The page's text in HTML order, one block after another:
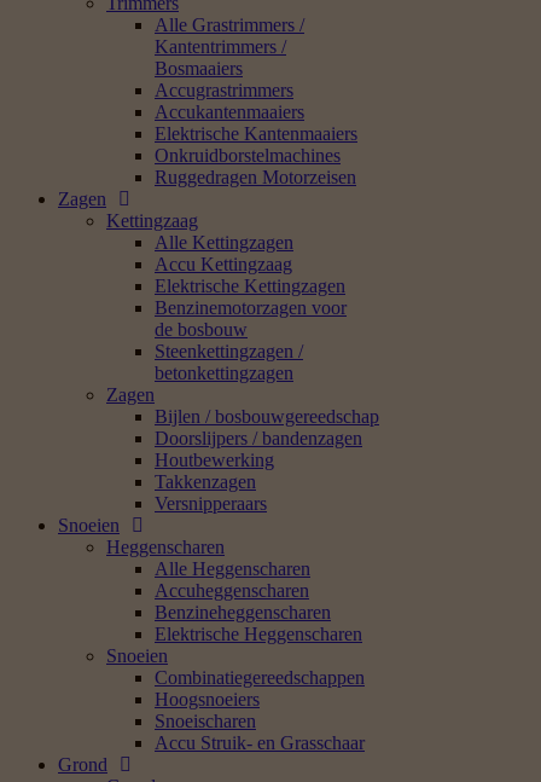
Alle Grastrimmers /
Kantentrimmers /
Bosmaaiers
Accugrastrimmers
Accukantenmaaiers
Elektrische Kantenmaaiers
Onkruidborstelmachines
Ruggedragen Motorzeisen
Zagen
Kettingzaag
Alle Kettingzagen
Accu Kettingzaag
Elektrische Kettingzagen
Benzinemotorzagen voor
de bosbouw
Steenkettingzagen /
betonkettingzagen
Zagen
Bijlen / bosbouwgereedschap
Doorslijpers / bandenzagen
Houtbewerking
Takkenzagen
Versnipperaars
Snoeien
Heggenscharen
Alle Heggenscharen
Accuheggenscharen
Benzineheggenscharen
Elektrische Heggenscharen
Snoeien
Combinatiegereedschappen
Hoogsnoeiers
Snoeischaren
Accu Struik- en Grasschaar
Grond